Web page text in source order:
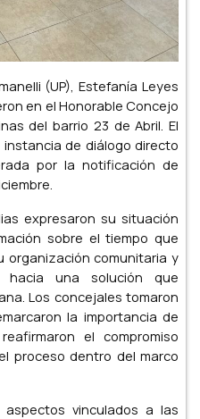
(UP), Estefanía Leyes
en el Honorable Concejo
del barrio 23 de Abril. El
de diálogo directo
por la notificación de
expresaron su situación
sobre el tiempo que
organización comunitaria y
hacia una solución que
Los concejales tomaron
la importancia de
el compromiso
proceso dentro del marco
aspectos vinculados a las